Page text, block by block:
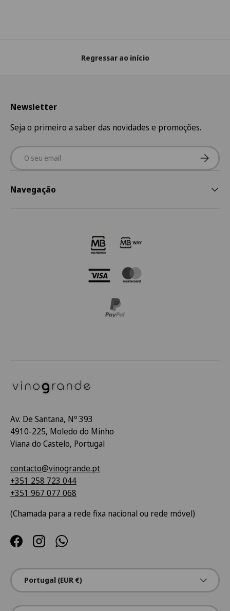
Regressar ao início
Newsletter
Seja o primeiro a saber das novidades e promoções.
Email
Navegação
Av. De Santana, Nº 393
4910-225, Moledo do Minho
Viana do Castelo, Portugal
contacto@vinogrande.pt
+351 258 723 044
+351 967 077 068
(Chamada para a rede fixa nacional ou rede móvel)
FacebookInstagramWhatsApp
País/Região
Portugal (EUR €)